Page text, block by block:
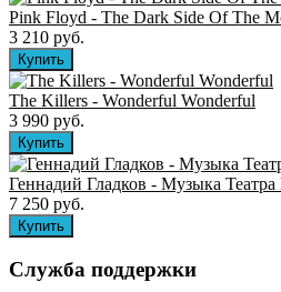
Pink Floyd - The Dark Side Of The
3 210 руб.
The Killers ‎- Wonderful Wonderful
3 990 руб.
Геннадий Гладков - Музыка
7 250 руб.
Служба поддержки